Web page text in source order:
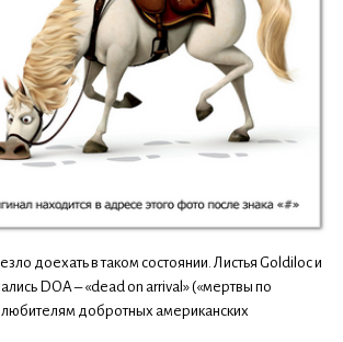
доехать в таком состоянии. Листья Goldiloc и
DOA – «dead on arrival» («мертвы по
добротных американских